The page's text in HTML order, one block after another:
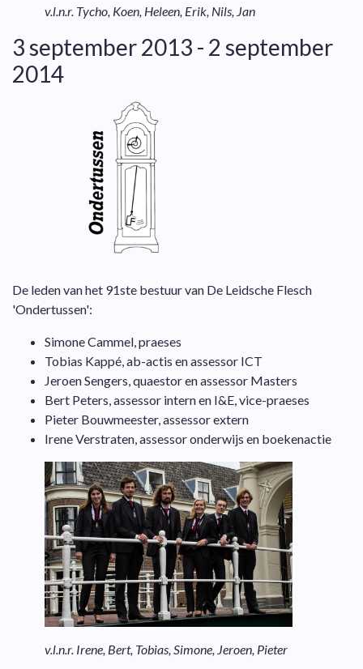
v.l.n.r. Tycho, Koen, Heleen, Erik, Nils, Jan
3 september 2013 - 2 september
2014
De leden van het 91ste bestuur van De Leidsche Flesch
'Ondertussen':
Simone Cammel, praeses
Tobias Kappé, ab-actis en assessor ICT
Jeroen Sengers, quaestor en assessor Masters
Bert Peters, assessor intern en I&E, vice-praeses
Pieter Bouwmeester, assessor extern
Irene Verstraten, assessor onderwijs en boekenactie
v.l.n.r. Irene, Bert, Tobias, Simone, Jeroen, Pieter